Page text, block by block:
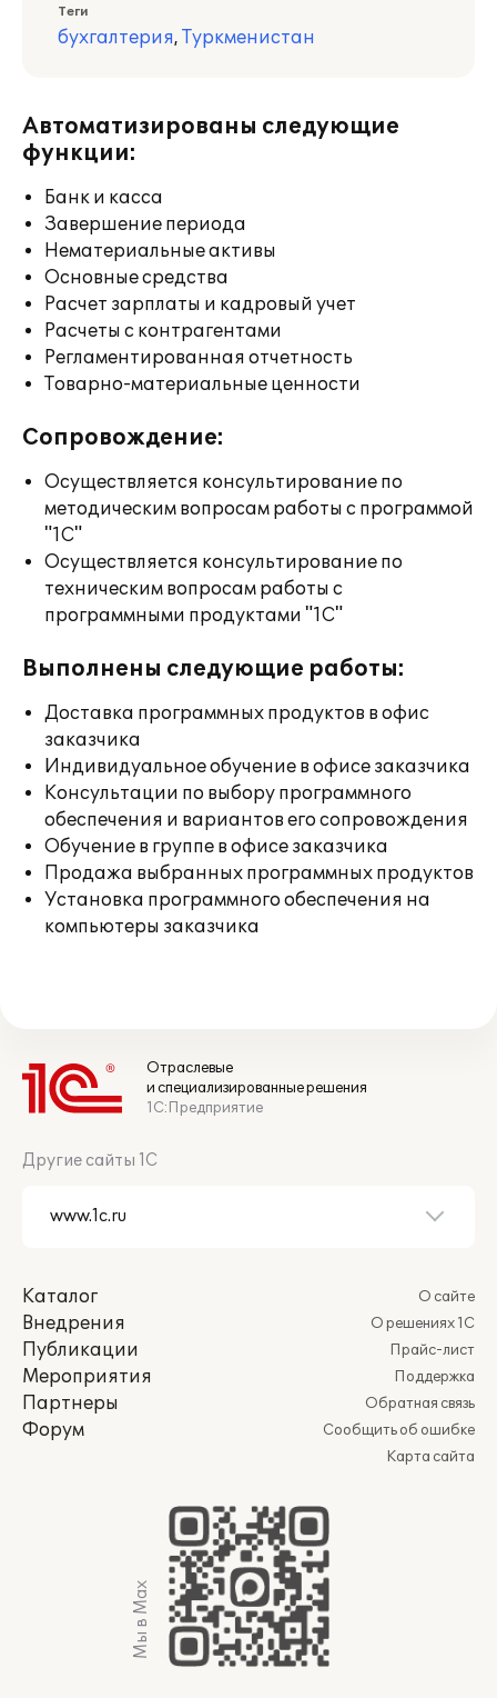
Теги
бухгалтерия, Туркменистан
Автоматизированы следующие
функции:
Банк и касса
Завершение периода
Нематериальные активы
Основные средства
Расчет зарплаты и кадровый учет
Расчеты с контрагентами
Регламентированная отчетность
Товарно-материальные ценности
Сопровождение:
Осуществляется консультирование по
методическим вопросам работы с программой
"1С"
Осуществляется консультирование по
техническим вопросам работы с
программными продуктами "1С"
Выполнены следующие работы:
Доставка программных продуктов в офис
заказчика
Индивидуальное обучение в офисе заказчика
Консультации по выбору программного
обеспечения и вариантов его сопровождения
Обучение в группе в офисе заказчика
Продажа выбранных программных продуктов
Установка программного обеспечения на
компьютеры заказчика
Отраслевые
и специализированные решения
1С:Предприятие
Другие сайты 1С
Каталог
Внедрения
Публикации
Мероприятия
Партнеры
Форум
О сайте
О решениях 1С
Прайс-лист
Поддержка
Обратная связь
Сообщить об ошибке
Карта сайта
Мы в Max